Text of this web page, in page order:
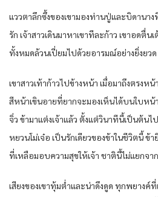
แววตา​ลึกซึ้ง​ของ​เขา​มอง​ท่าน​ปู่และ​บิดา​นา
รัก​ เจ้าสาว​เดิน​มาหา​เขา​ทีละ​ก้าว​ เขา​อด​ตื่
ทั้งหมด​ล้วน​เปี่ยม​ไปด้วย​อารมณ์​อย่างยิ่งยวด​
เขา​สาวเท้า​ก้าว​ไปข้างหน้า​ เมื่อ​มาถึงตรงห
สีหน้า​เขินอาย​ที่​ยาก​จะมองเห็น​ได้​บน​ใบหน้
จิ่ว​ ข้า​มาแต่ง​เจ้าแล้ว​ ตั้งแต่​วินาที​นี้​เป็นต้นไ
หยวน​โม่เจ๋อ​ เป็น​รักเดียว​ของ​ข้า​ใน​ชีวิต​นี้​ ข้
ที่​เหลือ​มอบ​ความสุข​ให้​เจ้า ชาติ​นี้​ไม่แยกจา
เสียง​ของ​เขา​ทุ้ม​ต่ำ​และ​น่า​ดึงดูด​ ทุก​พยางค์​ที่​